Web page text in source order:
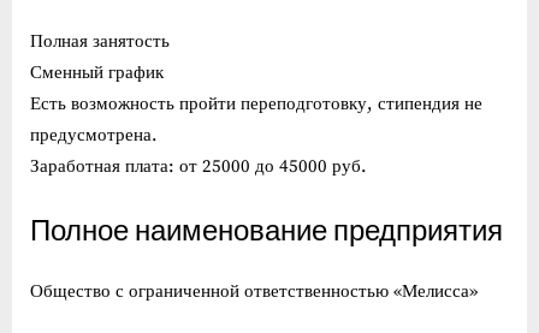
Полная занятость
Сменный график
Есть возможность пройти переподготовку, стипендия не
предусмотрена.
Заработная плата: от 25000 до 45000 руб.
Полное наименование предприятия
Общество с ограниченной ответственностью «Мелисса»